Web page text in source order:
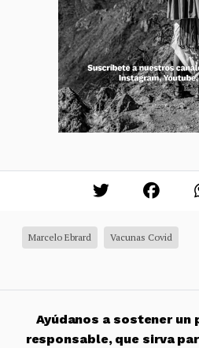
Marcelo Ebrard Vacunas Covid
Ayúdanos a sostener
responsable, que sirva